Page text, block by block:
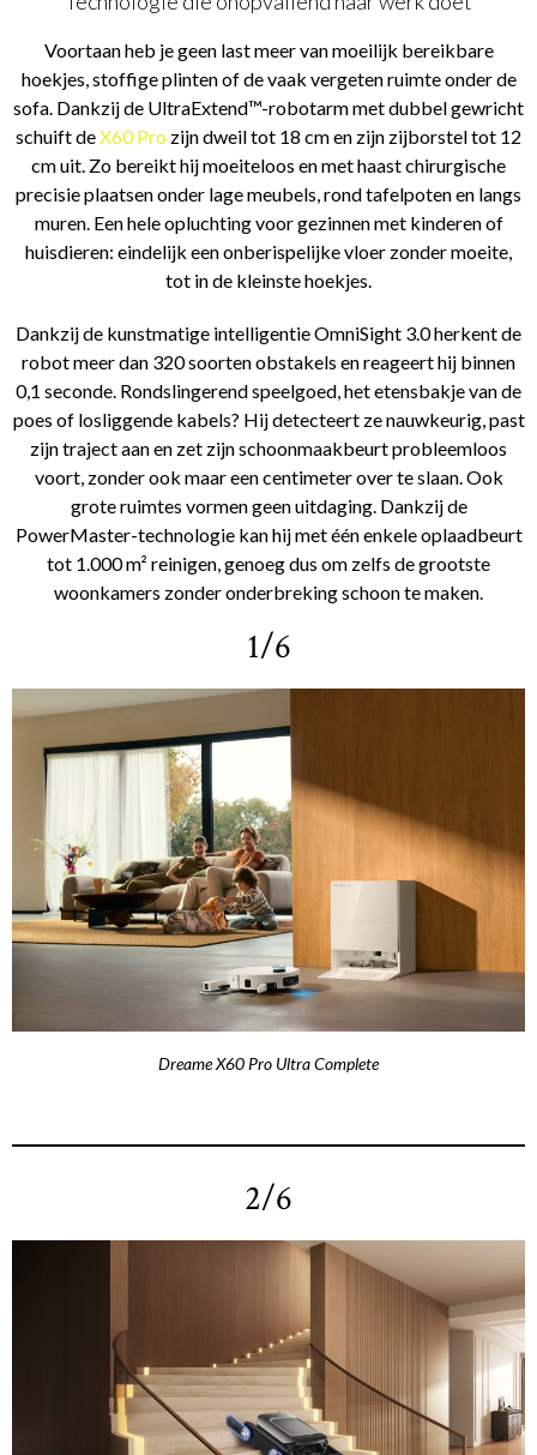
Voortaan heb je geen last meer van moeilijk bereikbare
hoekjes, stoffige plinten of de vaak vergeten ruimte onder de
sofa. Dankzij de UltraExtend™-robotarm met dubbel gewricht
schuift deX60 Pro zijn dweil tot 18 cm en zijn zijborstel tot 12
cm uit. Zo bereikt hij moeiteloos en met haast chirurgische
precisie plaatsen onder lage meubels, rond tafelpoten en langs
muren. Een hele opluchting voor gezinnen met kinderen of
huisdieren: eindelijk een onberispelijke vloer zonder moeite,
tot in de kleinste hoekjes.
Dankzij de kunstmatige intelligentie OmniSight 3.0 herkent de
robot meer dan 320 soorten obstakels en reageert hij binnen
0,1 seconde. Rondslingerend speelgoed, het etensbakje van de
poes of losliggende kabels? Hij detecteert ze nauwkeurig, past
zijn traject aan en zet zijn schoonmaakbeurt probleemloos
voort, zonder ook maar een centimeter over te slaan. Ook
grote ruimtes vormen geen uitdaging. Dankzij de
PowerMaster-technologie kan hij met één enkele oplaadbeurt
tot 1.000 m² reinigen, genoeg dus om zelfs de grootste
woonkamers zonder onderbreking schoon te maken.
1/6
Dreame X60 Pro Ultra Complete
2/6